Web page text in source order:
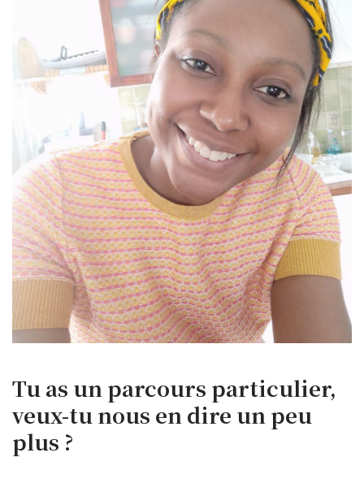
Tu as un parcours particulier,
veux-tu nous en dire un peu
plus ?